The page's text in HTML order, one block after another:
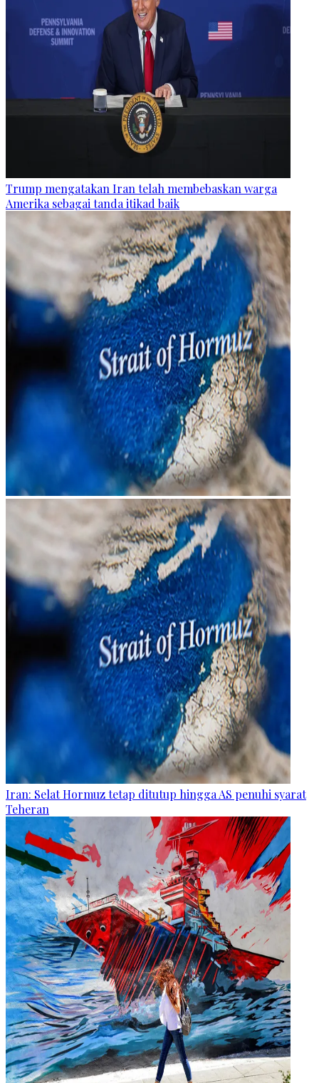
Trump mengatakan Iran telah membebaskan warga
Amerika sebagai tanda itikad baik
Iran: Selat Hormuz tetap ditutup hingga AS penuhi syarat
Teheran